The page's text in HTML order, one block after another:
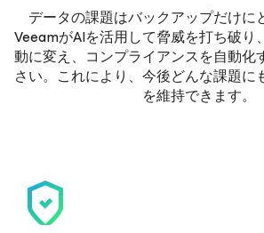
データの課題はバックアップだけに
VeeamがAIを活用して脅威を打ち破り
動に変え、コンプライアンスを自動化
さい。これにより、今後どんな課題に
を維持できます。